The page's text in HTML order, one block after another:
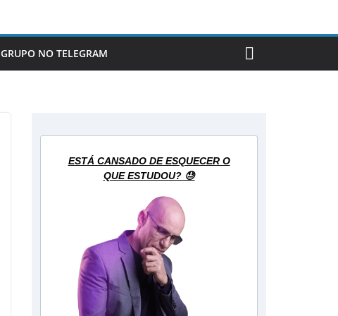
GRUPO NO TELEGRAM
ESTÁ CANSADO DE ESQUECER O
QUE ESTUDOU? 😓